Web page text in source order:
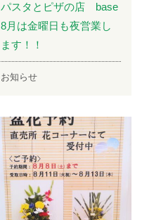
パスタとピザの店 base
8月は金曜日も夜営業し
ます！！
お知らせ